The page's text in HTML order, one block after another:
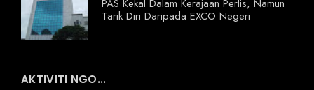
PAS Kekal Dalam Kerajaan Perlis, Namun
Tarik Diri Daripada EXCO Negeri
AKTIVITI NGO...